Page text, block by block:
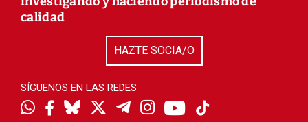
calidad
HAZTE SOCIA/O
SÍGUENOS EN LAS REDES